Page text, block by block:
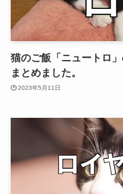
猫のご飯「ニュートロ
まとめました。
2023年5月11日